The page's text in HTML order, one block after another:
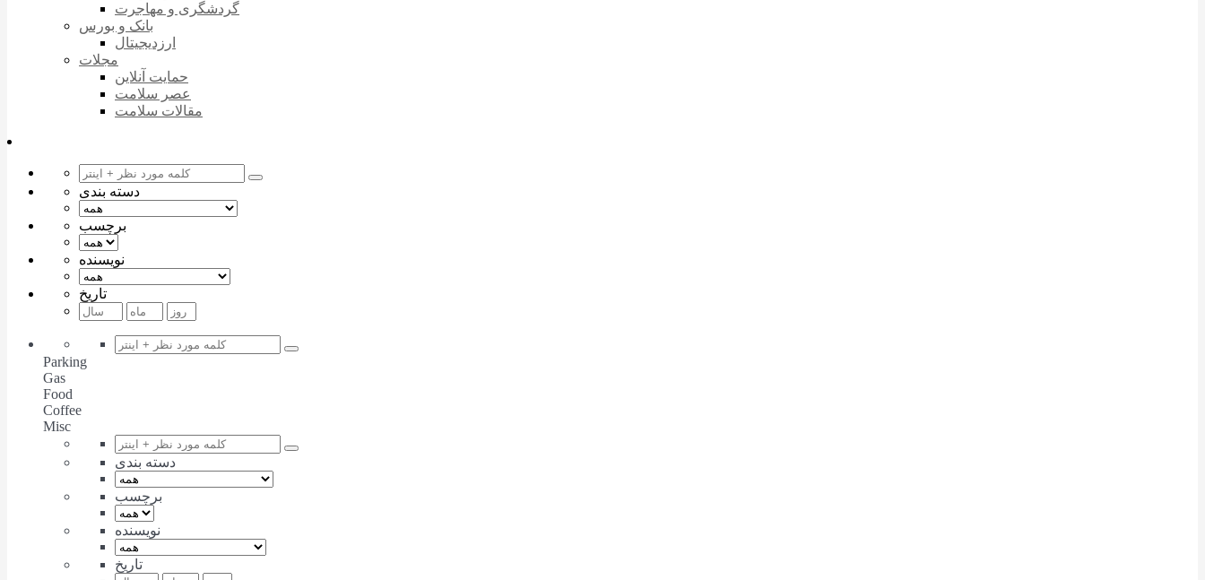
گردشگری و مهاجرت
بانک و بورس
ارزدیجیتال
مجلات
حمایت آنلاین
عصر سلامت
مقالات سلامت
دسته بندی
برچسب
نویسنده
تاریخ
Parking
Gas
Food
Coffee
Misc
دسته بندی
برچسب
نویسنده
تاریخ